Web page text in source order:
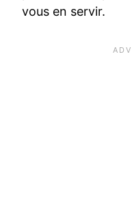
vous en servir.